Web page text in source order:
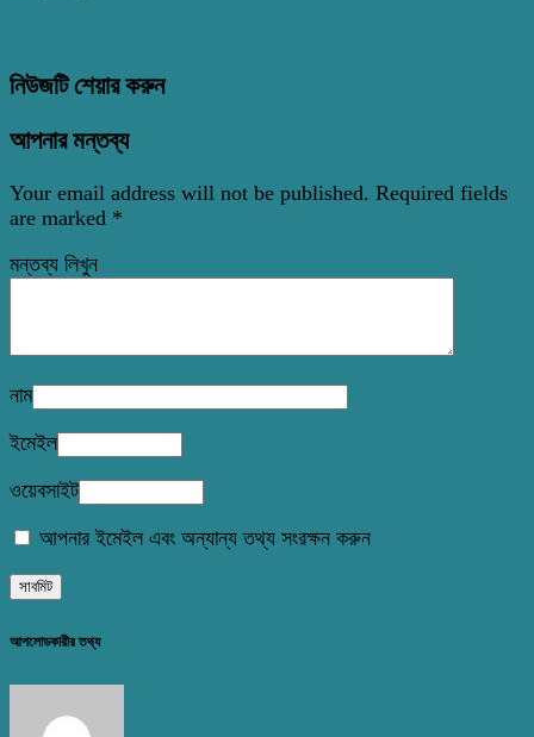
নিউজটি শেয়ার করুন
আপনার মন্তব্য
Your email address will not be published. Required fields
are marked *
মন্তব্য লিখুন
নাম
ইমেইল
ওয়েবসাইট
আপনার ইমেইল এবং অন্যান্য তথ্য সংরক্ষন করুন
আপলোডকারীর তথ্য